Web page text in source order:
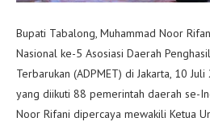
Bupati Tabalong, Muhammad Noor
Nasional ke-5 Asosiasi Daerah
Terbarukan (ADPMET) di Jakarta, 10
yang diikuti 88 pemerintah daerah se-
Noor Rifani dipercaya mewakili Ketua